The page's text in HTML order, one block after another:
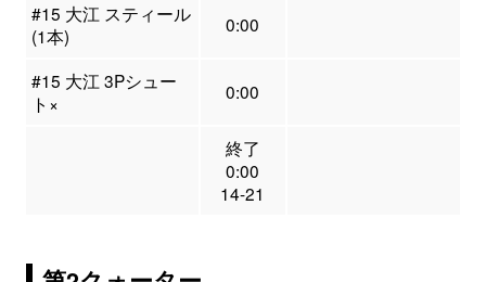
#15 大江 スティール
(1本)
0:00
#15 大江 3Pシュー
ト×
0:00
終了
0:00
14-21